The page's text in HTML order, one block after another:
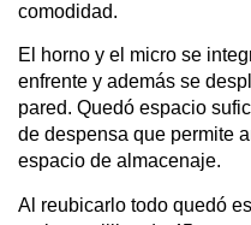
comodidad.
El horno y el micro se
enfrente y además se
pared. Quedó espacio
de despensa que permite
espacio de almacenaje.
Al reubicarlo todo quedó